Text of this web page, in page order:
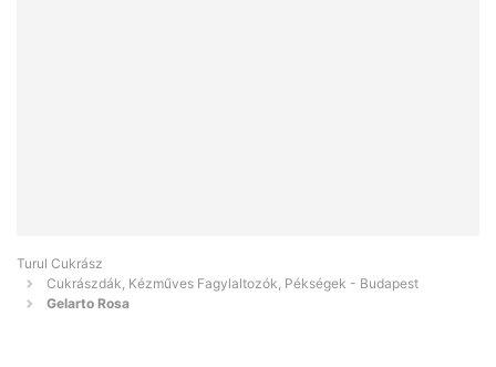
Turul Cukrász
Cukrászdák, Kézműves Fagylaltozók, Pékségek - Budapest
Gelarto Rosa